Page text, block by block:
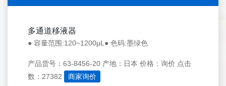
多通道移液器
● 容量范围:120~1200μL● 色码:墨绿色
产品货号：63-8456-20 产地：日本 价格：询价 点击
数：27382
商家询价